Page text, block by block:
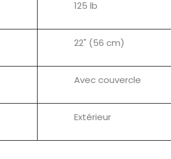
125 lb
22" (56 cm)
Avec couvercle
Extérieur